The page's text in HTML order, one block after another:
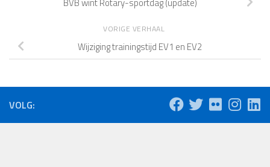
VORIGE VERHAAL
Wijziging trainingstijd EV1 en EV2
VOLG: